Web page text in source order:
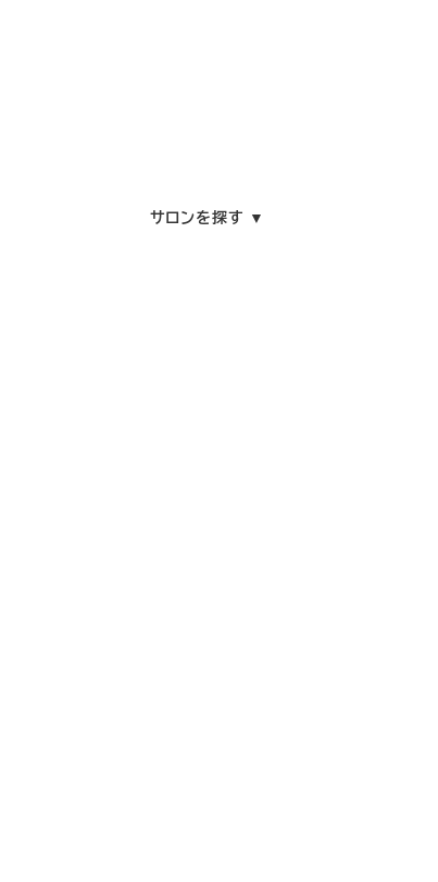
サロンを探す ▼